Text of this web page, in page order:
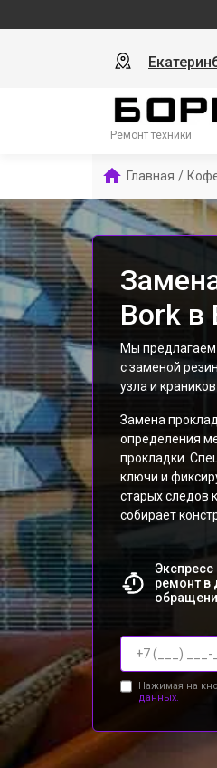
Ремонт техники
Главная /
Bork в
Мы
с заменой
узла и
Замена
определения
прокладки.
ключи и
старых следов
собирает
Экспресс
ремонт в
Нажимая на
данных.